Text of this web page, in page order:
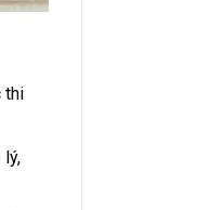
thi
lý,